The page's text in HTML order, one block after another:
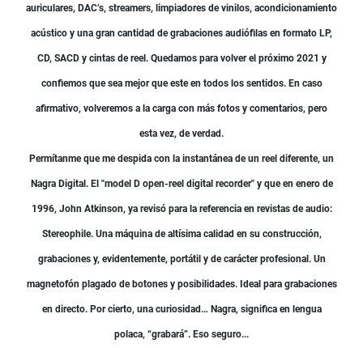
auriculares, DAC’s, streamers, limpiadores de vinilos, acondicionamiento
acústico y una gran cantidad de grabaciones audiófilas en formato LP,
CD, SACD y cintas de reel. Quedamos para volver el próximo 2021 y
confiemos que sea mejor que este en todos los sentidos. En caso
afirmativo, volveremos a la carga con más fotos y comentarios, pero
esta vez, de verdad.
Permítanme que me despida con la instantánea de un reel diferente, un
Nagra Digital. El "model D open-reel digital recorder" y que en enero de
1996, John Atkinson, ya revisó para la referencia en revistas de audio:
Stereophile. Una máquina de altísima calidad en su construcción,
grabaciones y, evidentemente, portátil y de carácter profesional. Un
magnetofón plagado de botones y posibilidades. Ideal para grabaciones
en directo. Por cierto, una curiosidad… Nagra, significa en lengua
polaca, “grabará”. Eso seguro...